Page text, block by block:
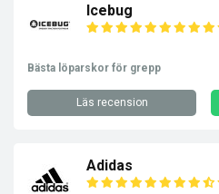
Icebug
Bästa löparskor för grepp
Läs recension
Adidas